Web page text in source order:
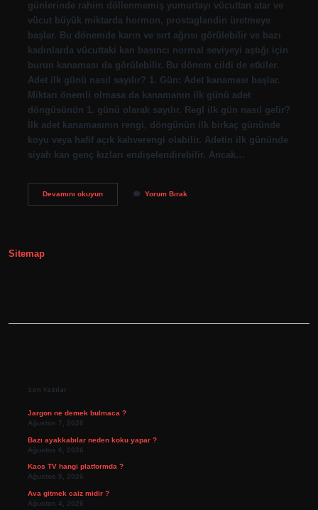
günlerinde rahim döllenmemiş yumurtayı vücuttan atar ve
vücut büyük miktarda hormon, prostaglandin üretmeye
başlar. Bu dönemde karın ve sırt ağrısı görülebilir ve bazı
kadınlarda vücuttaki kan basıncı normal seviyeyi aştığı için
burun kanaması da görülebilir. Bu dönem cildi de etkiler.
Adet ilk günü nasıl sayılır? 1. Gün: Adet kanaması başlar.
Miktarı önemli olmasa da kanamanın ilk günü adet
döngüsünün 1. günü olarak sayılır. Regl ilk gün nasıl gelir?
İlk adet kanamasının rengi, döngünün ilk birkaç gününde
koyu veya hafif açık kahverengi olabilir. Adetin ilk gününde
siyah kan genç kızları endişelendirebilir. Ancak…
Devamını okuyunAdetin
Yorum Bırak
Sitemap
Son Yazılar
Jargon ne demek bulmaca ?
Ağustos 7, 2026
Bazı ayakkabılar neden koku yapar ?
Ağustos 6, 2026
Kaos TV hangi platformda ?
Ağustos 5, 2026
Ava gitmek caiz midir ?
Ağustos 4, 2026